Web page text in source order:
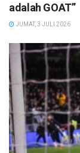
adalah GOAT”
JUMAT, 3 JULI 2026